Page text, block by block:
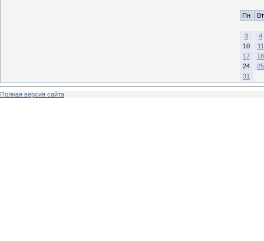
Пн Вт
3
4
10
11
17
18
24
25
31
Полная версия сайта